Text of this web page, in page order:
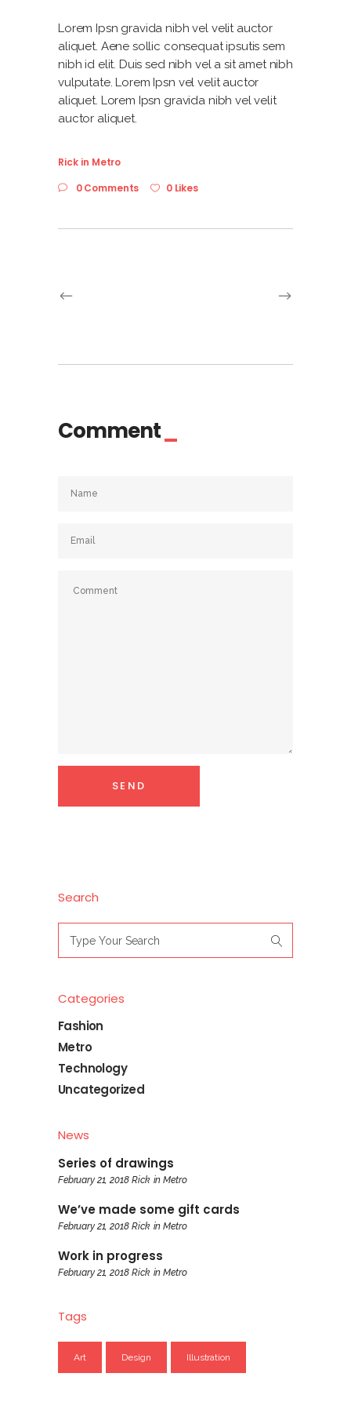
Lorem Ipsn gravida nibh vel velit auctor
aliquet. Aene sollic consequat ipsutis sem
nibh id elit. Duis sed nibh vel a sit amet nibh
vulputate. Lorem Ipsn vel velit auctor
aliquet. Lorem Ipsn gravida nibh vel velit
auctor aliquet.
Rick in Metro
0 Comments
0 Likes
Comment
Search
for:
Categories
Fashion
Metro
Technology
Uncategorized
News
Series of drawings
February 21, 2018 Rick in Metro
We’ve made some gift cards
February 21, 2018 Rick in Metro
Work in progress
February 21, 2018 Rick in Metro
Tags
Art Design Illustration